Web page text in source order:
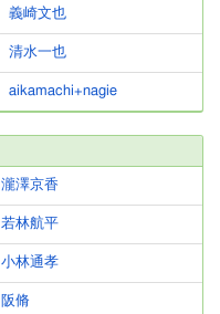
義崎文也
清水一也
aikamachi+nagie
瀧澤京香
若林航平
小林通孝
阪脩